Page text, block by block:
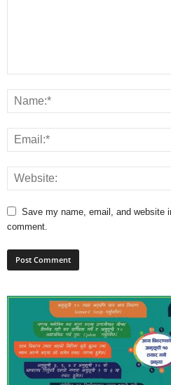
Save my name, email, and website
comment.